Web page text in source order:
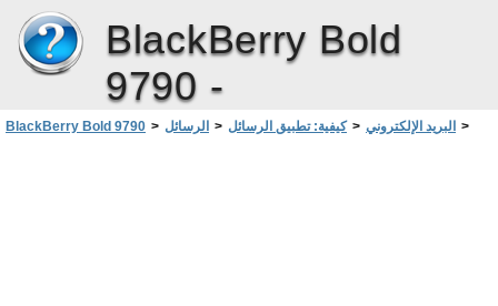
BlackBerry Bold
9790 -
BlackBerry Bold 9790 > الرسائل > كيفية: تطبيق الرسائل > البريد الإلكتروني >